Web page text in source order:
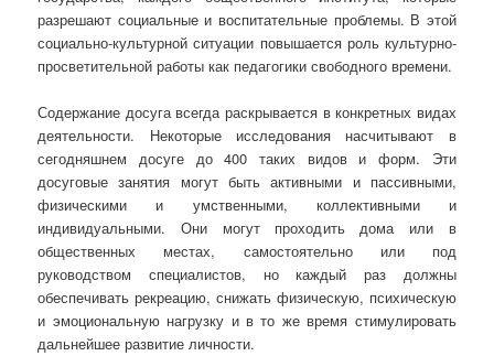
разрешают социальные и воспитательные проблемы. В этой
социально-культурной ситуации повышается роль культурно-
просветительной работы как педагогики свободного времени.
Содержание досуга всегда раскрывается в конкретных видах
деятельности. Некоторые исследования насчитывают в
сегодняшнем досуге до 400 таких видов и форм. Эти
досуговые занятия могут быть активными и пассивными,
физическими и умственными, коллективными и
индивидуальными. Они могут проходить дома или в
общественных местах, самостоятельно или под
руководством специалистов, но каждый раз должны
обеспечивать рекреацию, снижать физическую, психическую
и эмоциональную нагрузку и в то же время стимулировать
дальнейшее развитие личности.